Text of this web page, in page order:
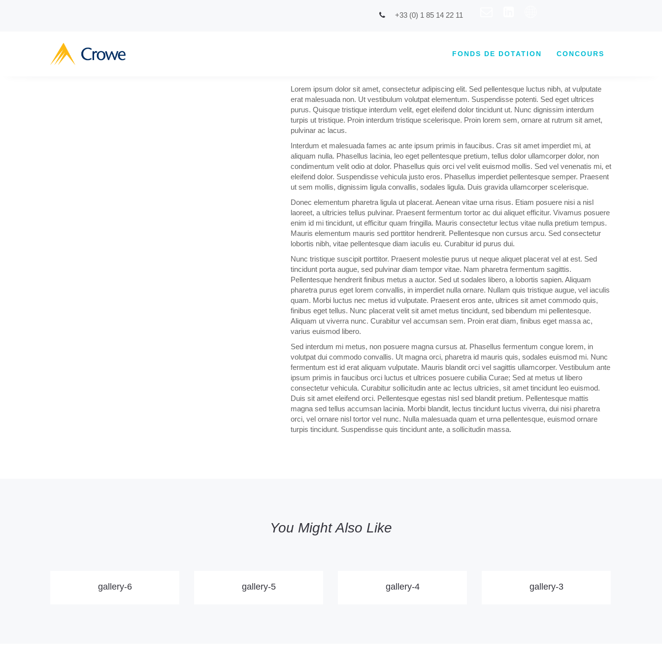
+33 (0) 1 85 14 22 11
FONDS DE DOTATION CONCOURS
Lorem ipsum dolor sit amet, consectetur adipiscing elit. Sed pellentesque luctus nibh, at vulputate
erat malesuada non. Ut vestibulum volutpat elementum. Suspendisse potenti. Sed eget ultrices
purus. Quisque tristique interdum velit, eget eleifend dolor tincidunt ut. Nunc dignissim interdum
turpis ut tristique. Proin interdum tristique scelerisque. Proin lorem sem, ornare at rutrum sit amet,
pulvinar ac lacus.
Interdum et malesuada fames ac ante ipsum primis in faucibus. Cras sit amet imperdiet mi, at
aliquam nulla. Phasellus lacinia, leo eget pellentesque pretium, tellus dolor ullamcorper dolor, non
condimentum velit odio at dolor. Phasellus quis orci vel velit euismod mollis. Sed vel venenatis mi, et
eleifend dolor. Suspendisse vehicula justo eros. Phasellus imperdiet pellentesque semper. Praesent
ut sem mollis, dignissim ligula convallis, sodales ligula. Duis gravida ullamcorper scelerisque.
Donec elementum pharetra ligula ut placerat. Aenean vitae urna risus. Etiam posuere nisi a nisl
laoreet, a ultricies tellus pulvinar. Praesent fermentum tortor ac dui aliquet efficitur. Vivamus posuere
enim id mi tincidunt, ut efficitur quam fringilla. Mauris consectetur lectus vitae nulla pretium tempus.
Mauris elementum mauris sed porttitor hendrerit. Pellentesque non cursus arcu. Sed consectetur
lobortis nibh, vitae pellentesque diam iaculis eu. Curabitur id purus dui.
Nunc tristique suscipit porttitor. Praesent molestie purus ut neque aliquet placerat vel at est. Sed
tincidunt porta augue, sed pulvinar diam tempor vitae. Nam pharetra fermentum sagittis.
Pellentesque hendrerit finibus metus a auctor. Sed ut sodales libero, a lobortis sapien. Aliquam
pharetra purus eget lorem convallis, in imperdiet nulla ornare. Nullam quis tristique augue, vel iaculis
quam. Morbi luctus nec metus id vulputate. Praesent eros ante, ultrices sit amet commodo quis,
finibus eget tellus. Nunc placerat velit sit amet metus tincidunt, sed bibendum mi pellentesque.
Aliquam ut viverra nunc. Curabitur vel accumsan sem. Proin erat diam, finibus eget massa ac,
varius euismod libero.
Sed interdum mi metus, non posuere magna cursus at. Phasellus fermentum congue lorem, in
volutpat dui commodo convallis. Ut magna orci, pharetra id mauris quis, sodales euismod mi. Nunc
fermentum est id erat aliquam vulputate. Mauris blandit orci vel sagittis ullamcorper. Vestibulum ante
ipsum primis in faucibus orci luctus et ultrices posuere cubilia Curae; Sed at metus ut libero
consectetur vehicula. Curabitur sollicitudin ante ac lectus ultricies, sit amet tincidunt leo euismod.
Duis sit amet eleifend orci. Pellentesque egestas nisl sed blandit pretium. Pellentesque mattis
magna sed tellus accumsan lacinia. Morbi blandit, lectus tincidunt luctus viverra, dui nisi pharetra
orci, vel ornare nisl tortor vel nunc. Nulla malesuada quam et urna pellentesque, euismod ornare
turpis tincidunt. Suspendisse quis tincidunt ante, a sollicitudin massa.
You Might Also Like
gallery-6 gallery-5 gallery-4 gallery-3